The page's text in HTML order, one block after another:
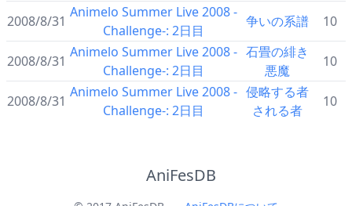
2008/8/31
Animelo Summer Live 2008 -
Challenge-: 2日目
争いの系譜 10
2008/8/31
Animelo Summer Live 2008 -
Challenge-: 2日目
石畳の緋き
悪魔
10
2008/8/31
Animelo Summer Live 2008 -
Challenge-: 2日目
侵略する者
される者
10
AniFesDB